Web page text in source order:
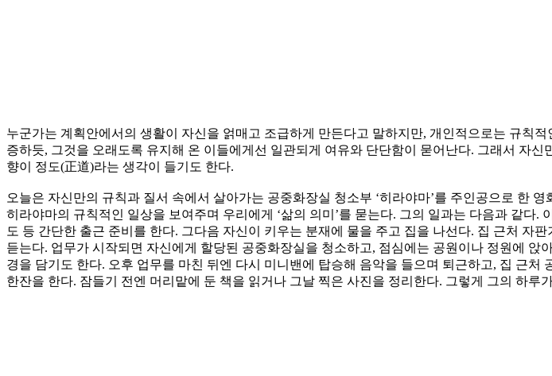
누군가는 계획안에서의 생활이 자신을 얽매고 조급하게 만든다고 말하지만, 개인적으로는 규칙
증하듯, 그것을 오래도록 유지해 온 이들에게선 일관되게 여유와 단단함이 묻어난다. 그래서 자
향이 정도(正道)라는 생각이 들기도 한다.
오늘은 자신만의 규칙과 질서 속에서 살아가는 공중화장실 청소부 ‘히라야마’를 주인공으로 한
히라야마의 규칙적인 일상을 보여주며 우리에게 ‘삶의 의미’를 묻는다. 그의 일과는 다음과 같
도 등 간단한 출근 준비를 한다. 그다음 자신이 키우는 분재에 물을 주고 집을 나선다. 집 근처 자
듣는다. 업무가 시작되면 자신에게 할당된 공중화장실을 청소하고, 점심에는 공원이나 정원에
경을 담기도 한다. 오후 업무를 마친 뒤엔 다시 미니밴에 탑승해 음악을 들으며 퇴근하고, 집 근
한잔을 한다. 잠들기 전엔 머리맡에 둔 책을 읽거나 그날 찍은 사진을 정리한다. 그렇게 그의 하루